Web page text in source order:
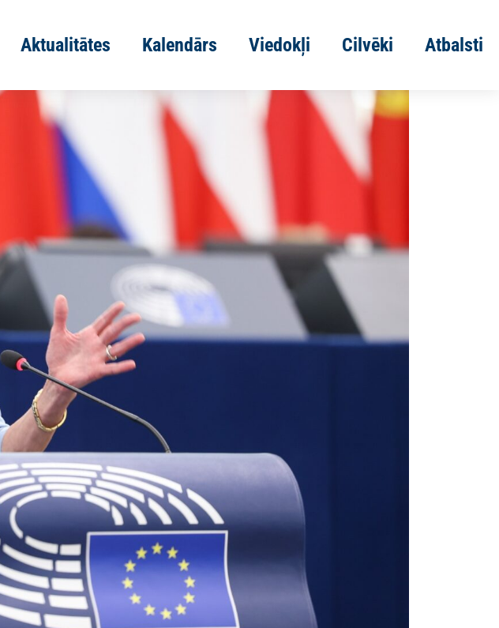
Aktualitātes Kalendārs Viedokļi Cilvēki Atbalsti